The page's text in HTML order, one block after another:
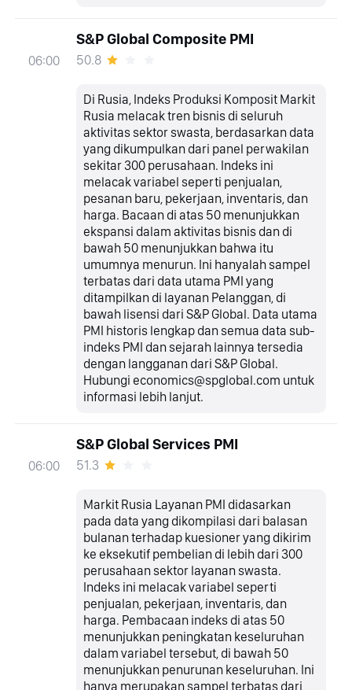
06:00
S&P Global Composite PMI
50.8
Di Rusia, Indeks Produksi Komposit Markit
Rusia melacak tren bisnis di seluruh
aktivitas sektor swasta, berdasarkan data
yang dikumpulkan dari panel perwakilan
sekitar 300 perusahaan. Indeks ini
melacak variabel seperti penjualan,
pesanan baru, pekerjaan, inventaris, dan
harga. Bacaan di atas 50 menunjukkan
ekspansi dalam aktivitas bisnis dan di
bawah 50 menunjukkan bahwa itu
umumnya menurun. Ini hanyalah sampel
terbatas dari data utama PMI yang
ditampilkan di layanan Pelanggan, di
bawah lisensi dari S&P Global. Data utama
PMI historis lengkap dan semua data sub-
indeks PMI dan sejarah lainnya tersedia
dengan langganan dari S&P Global.
Hubungi economics@spglobal.com untuk
informasi lebih lanjut.
06:00
S&P Global Services PMI
51.3
Markit Rusia Layanan PMI didasarkan
pada data yang dikompilasi dari balasan
bulanan terhadap kuesioner yang dikirim
ke eksekutif pembelian di lebih dari 300
perusahaan sektor layanan swasta.
Indeks ini melacak variabel seperti
penjualan, pekerjaan, inventaris, dan
harga. Pembacaan indeks di atas 50
menunjukkan peningkatan keseluruhan
dalam variabel tersebut, di bawah 50
menunjukkan penurunan keseluruhan. Ini
hanya merupakan sampel terbatas dari